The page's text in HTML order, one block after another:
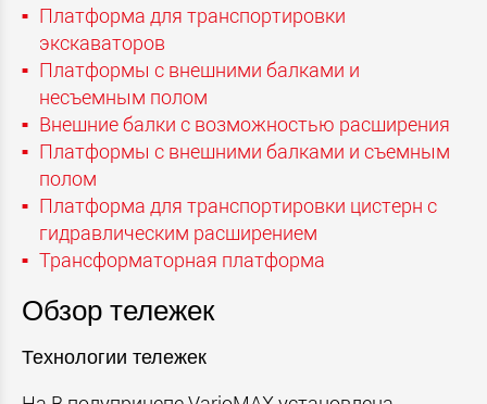
Платформа для транспортировки
экскаваторов
Платформы с внешними балками и
несъемным полом
Внешние балки с возможностью расширения
Платформы с внешними балками и съемным
полом
Платформа для транспортировки цистерн с
гидравлическим расширением
Трансформаторная платформа
Обзор тележек
Технологии тележек